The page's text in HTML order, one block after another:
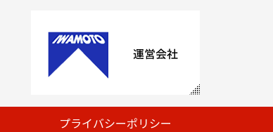
プライバシーポリシー